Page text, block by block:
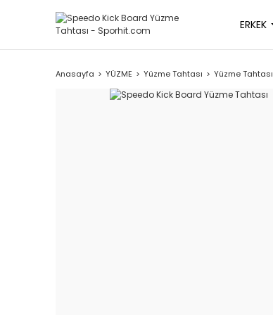
ERKEK
Anasayfa YÜZME Yüzme Tahtası Yüzme Tahtası